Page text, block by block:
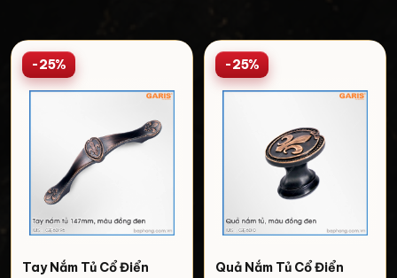
-25%
Tay Nắm Tủ Cổ Điển
-25%
Quả Nắm Tủ Cổ Điển